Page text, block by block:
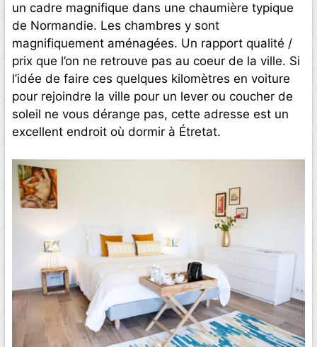
un cadre magnifique dans une chaumière typique
de Normandie. Les chambres y sont
magnifiquement aménagées. Un rapport qualité /
prix que l’on ne retrouve pas au coeur de la ville. Si
l’idée de faire ces quelques kilomètres en voiture
pour rejoindre la ville pour un lever ou coucher de
soleil ne vous dérange pas, cette adresse est un
excellent endroit où dormir à Étretat.